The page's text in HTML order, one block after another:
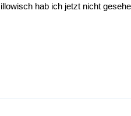
hab ich jetzt nicht